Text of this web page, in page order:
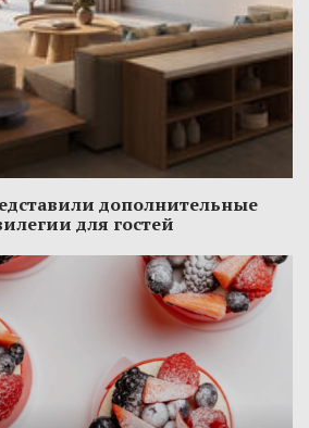
дополнительные
для гостей